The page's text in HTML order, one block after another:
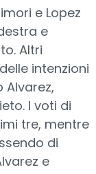
e Lopez
e
Altri
intenzioni
I voti di
tre, mentre
di
e